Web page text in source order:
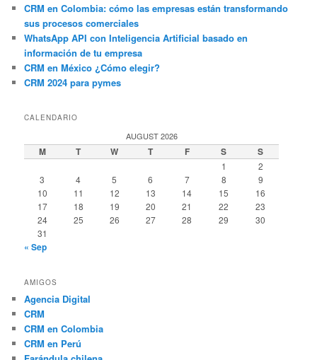
CRM en Colombia: cómo las empresas están transformando
sus procesos comerciales
WhatsApp API con Inteligencia Artificial basado en
información de tu empresa
CRM en México ¿Cómo elegir?
CRM 2024 para pymes
CALENDARIO
AUGUST 2026
M T W T F S S
1
2
3
4 5 6 7 8
9
10
11 12 13 14 15
16
17
18 19 20 21 22
23
24
25 26 27 28 29
30
31
« Sep
AMIGOS
Agencia Digital
CRM
CRM en Colombia
CRM en Perú